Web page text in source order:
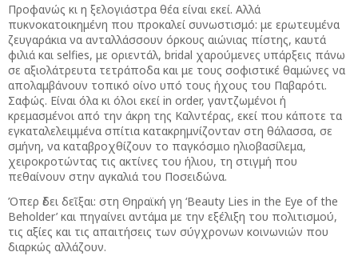
Προφανώς κι η ξελογιάστρα θέα είναι εκεί. Αλλά
πυκνοκατοικημένη που προκαλεί συνωστισμό: με ερωτευμένα
ζευγαράκια να ανταλλάσσουν όρκους αιώνιας πίστης, καυτά
φιλιά και selfies, με οριεντάλ, bridal χαρούμενες υπάρξεις πάνω
σε αξιολάτρευτα τετράποδα και με τους σοφιστικέ θαμώνες να
απολαμβάνουν τοπικό οίνο υπό τους ήχους του Παβαρότι.
Σαφώς. Είναι όλα κι όλοι εκεί in order, γαντζωμένοι ή
κρεμασμένοι από την άκρη της Καλντέρας, εκεί που κάποτε τα
εγκαταλελειμμένα σπίτια κατακρημνίζονταν στη θάλασσα, σε
σμήνη, να καταβροχθίζουν το παγκόσμιο ηλιοβασίλεμα,
χειροκροτώντας τις ακτίνες του ήλιου, τη στιγμή που
πεθαίνουν στην αγκαλιά του Ποσειδώνα.
Όπερ ἔδει δεῖξαι: στη Θηραϊκή γη ‘Beauty Lies in the Eye of the
Beholder’ και πηγαίνει αντάμα με την εξέλιξη του πολιτισμού,
τις αξίες και τις απαιτήσεις των σύγχρονων κοινωνιών που
διαρκώς αλλάζουν.